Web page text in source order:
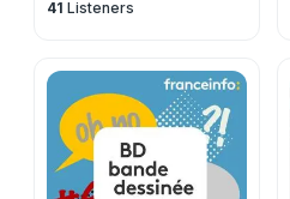
41 Listeners